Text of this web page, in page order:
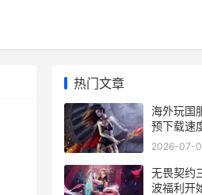
热门文章
海外玩国
预下载速
游戏
2026-07-
无畏契约
波福利开